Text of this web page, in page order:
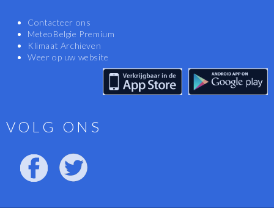
Contacteer ons
MeteoBelgie Premium
Klimaat Archieven
Weer op uw website
VOLG ONS